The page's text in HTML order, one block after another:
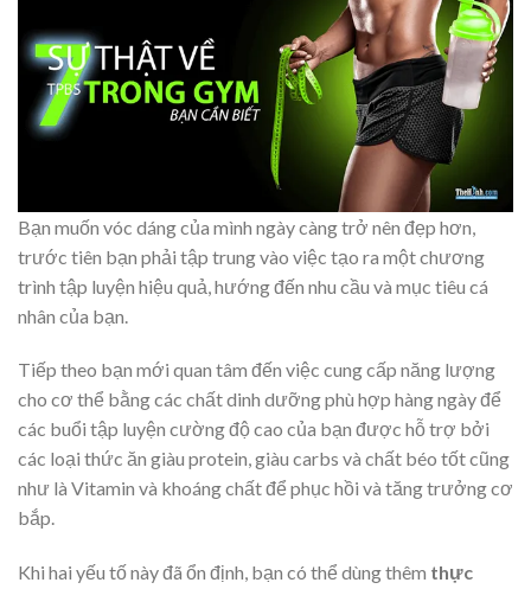
Bạn muốn vóc dáng của mình ngày càng trở nên đẹp hơn,
trước tiên bạn phải tập trung vào việc tạo ra một chương
trình tập luyện hiệu quả, hướng đến nhu cầu và mục tiêu cá
nhân của bạn.
Tiếp theo bạn mới quan tâm đến việc cung cấp năng lượng
cho cơ thể bằng các chất dinh dưỡng phù hợp hàng ngày để
các buổi tập luyện cường độ cao của bạn được hỗ trợ bởi
các loại thức ăn giàu protein, giàu carbs và chất béo tốt cũng
như là Vitamin và khoáng chất để phục hồi và tăng trưởng cơ
bắp.
Khi hai yếu tố này đã ổn định, bạn có thể dùng thêm thực